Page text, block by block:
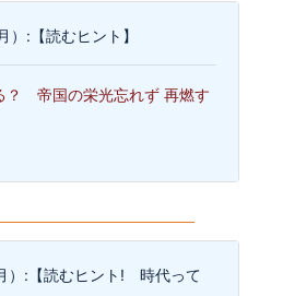
:【読むヒント】
？ 帝国の栄光忘れず 再燃す
）:【読むヒント! 時代って